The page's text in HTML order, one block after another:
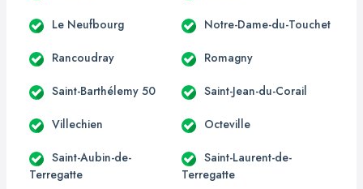
Le Neufbourg Notre-Dame-du-Touchet
Rancoudray Romagny
Saint-Barthélemy 50 Saint-Jean-du-Corail
Villechien Octeville
Saint-Aubin-de-
Terregatte
Saint-Laurent-de-
Terregatte